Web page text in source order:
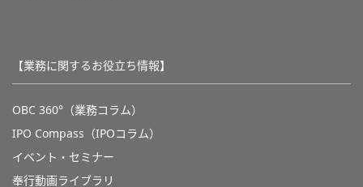
【業務に関するお役立ち情報】
OBC 360°（業務コラム）
IPO Compass（IPOコラム）
イベント・セミナー
奉行動画ライブラリ